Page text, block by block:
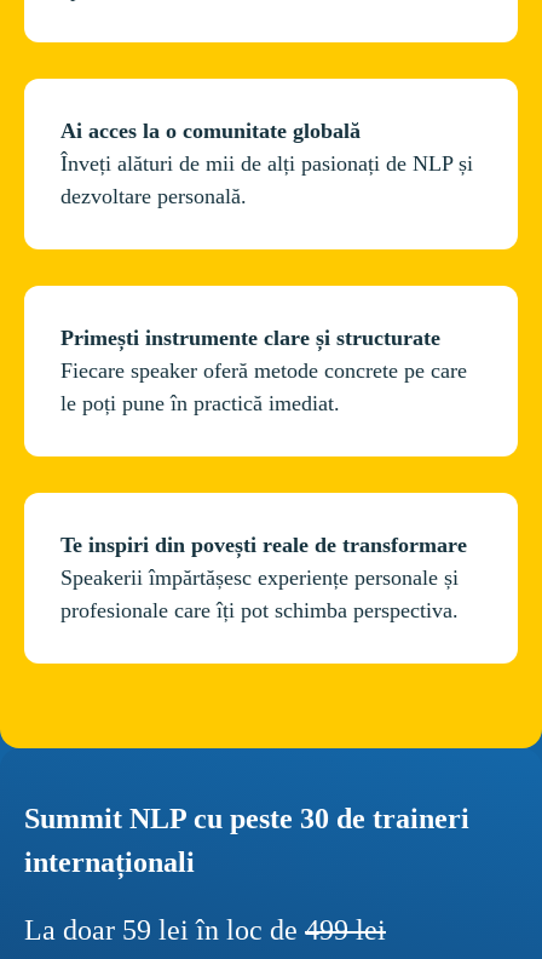
Înveți alături de mii de alți pasionați de NLP și
dezvoltare personală.
Fiecare speaker oferă metode concrete pe care
le poți pune în practică imediat.
Speakerii împărtășesc experiențe personale și
Summit NLP cu peste 30 de traineri
internaționali
La doar 59 lei în loc de 499 lei